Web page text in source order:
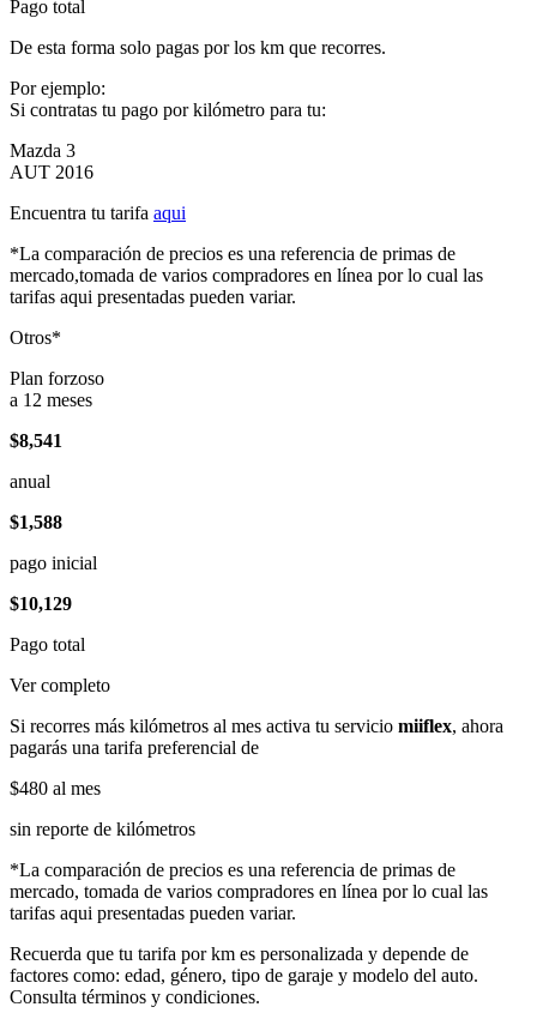
Pago total
De esta forma solo pagas por los km que recorres.
Por ejemplo:
Si contratas tu pago por kilómetro para tu:
Mazda 3
AUT 2016
Encuentra tu tarifa aqui
*La comparación de precios es una referencia de primas de
mercado,tomada de varios compradores en línea por lo cual las
tarifas aqui presentadas pueden variar.
Otros*
Plan forzoso
a 12 meses
$8,541
anual
$1,588
pago inicial
$10,129
Pago total
Ver completo
Si recorres más kilómetros al mes activa tu servicio miiflex, ahora
pagarás una tarifa preferencial de
$480 al mes
sin reporte de kilómetros
*La comparación de precios es una referencia de primas de
mercado, tomada de varios compradores en línea por lo cual las
tarifas aqui presentadas pueden variar.
Recuerda que tu tarifa por km es personalizada y depende de
factores como: edad, género, tipo de garaje y modelo del auto.
Consulta términos y condiciones.